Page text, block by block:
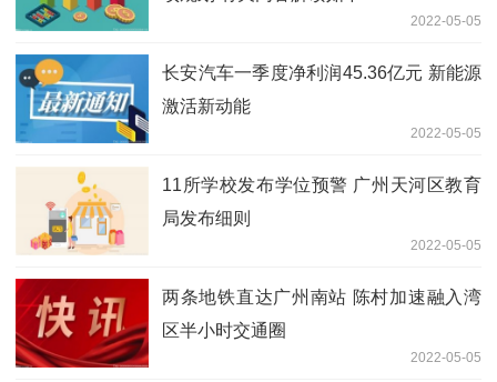
2022-05-05
长安汽车一季度净利润45.36亿元 新能源
激活新动能
2022-05-05
11所学校发布学位预警 广州天河区教育
局发布细则
2022-05-05
两条地铁直达广州南站 陈村加速融入湾
区半小时交通圈
2022-05-05